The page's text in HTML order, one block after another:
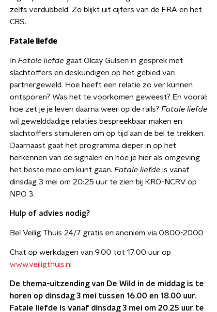
zelfs verdubbeld. Zo blijkt uit cijfers van de FRA en het
CBS.
Fatale liefde
In Fatale liefde gaat Olcay Gulsen in gesprek met
slachtoffers en deskundigen op het gebied van
partnergeweld. Hoe heeft een relatie zo ver kunnen
ontsporen? Was het te voorkomen geweest? En vooral:
hoe zet je je leven daarna weer op de rails? Fatale liefde
wil gewelddadige relaties bespreekbaar maken en
slachtoffers stimuleren om op tijd aan de bel te trekken.
Daarnaast gaat het programma dieper in op het
herkennen van de signalen en hoe je hier als omgeving
het beste mee om kunt gaan. Fatale liefde is vanaf
dinsdag 3 mei om 20:25 uur te zien bij KRO-NCRV op
NPO 3.
Hulp of advies nodig?
Bel Veilig Thuis 24/7 gratis en anoniem via 0800-2000
Chat op werkdagen van 9.00 tot 17.00 uur op
www.veiligthuis.nl
De thema-uitzending van De Wild in de middag is te
horen op dinsdag 3 mei tussen 16.00 en 18.00 uur.
Fatale liefde is vanaf dinsdag 3 mei om 20.25 uur te